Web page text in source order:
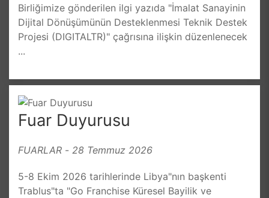
Birliğimize gönderilen ilgi yazıda "İmalat Sanayinin
Dijital Dönüşümünün Desteklenmesi Teknik Destek
Projesi (DIGITALTR)" çağrısına ilişkin düzenlenecek
...
Fuar Duyurusu
FUARLAR - 28 Temmuz 2026
5-8 Ekim 2026 tarihlerinde Libya"nın başkenti
Trablus"ta "Go Franchise Küresel Bayilik ve